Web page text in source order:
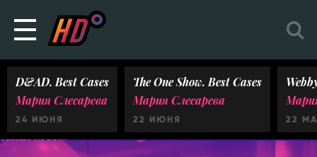
D&AD. Best Cases
Мария Слесарева
24 ИЮНЯ
The One Show. Best Cases
Мария Слесарева
22 ИЮНЯ 22